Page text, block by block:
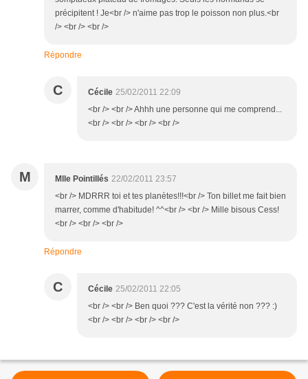
précipitent ! Je<br /> n'aime pas trop le poisson non plus.<br
/> <br /> <br />
Répondre
C Cécile 25/02/2011 22:09
<br /> <br /> Ahhh une personne qui me comprend...
<br /> <br /> <br /> <br />
M Mlle Pointillés 22/02/2011 23:57
<br /> MDRRR toi et tes planètes!!!<br /> Ton billet me fait bien
marrer, comme d'habitude! ^^<br /> <br /> Mille bisous Cess!
<br /> <br /> <br />
Répondre
C Cécile 25/02/2011 22:05
<br /> <br /> Ben quoi ??? C'est la vérité non ??? :)
<br /> <br /> <br /> <br />